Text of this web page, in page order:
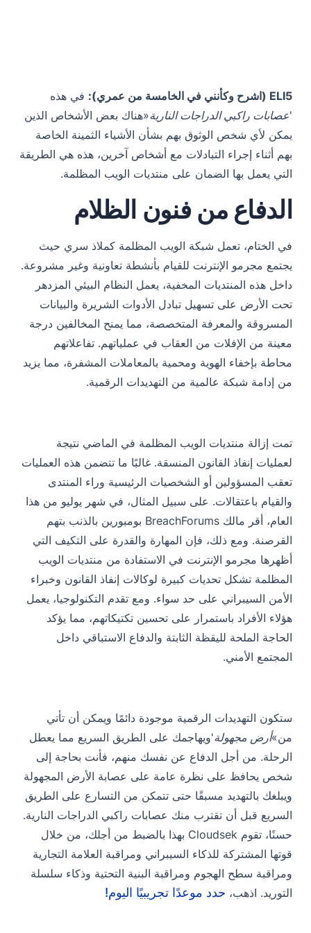
ELI5 (اشرح وكأنني في الخامسة من عمري):
في هذه
'عصابات راكبي الدراجات النارية«هناك بعض الأشخاص الذين
يمكن لأي شخص الوثوق بهم بشأن الأشياء الثمينة الخاصة
بهم أثناء إجراء التبادلات مع أشخاص آخرين، هذه هي الطريقة
التي يعمل بها الضمان على منتديات الويب المظلمة.
الدفاع من فنون الظلام
في الختام، تعمل شبكة الويب المظلمة كملاذ سري حيث
يجتمع مجرمو الإنترنت للقيام بأنشطة تعاونية وغير مشروعة.
داخل هذه المنتديات المخفية، يعمل النظام البيئي المزدهر
تحت الأرض على تسهيل تبادل الأدوات الشريرة والبيانات
المسروقة والمعرفة المتخصصة، مما يمنح المخالفين درجة
معينة من الإفلات من العقاب في عملياتهم. تفاعلاتهم
محاطة بإخفاء الهوية ومحمية بالمعاملات المشفرة، مما يزيد
من إدامة شبكة عالمية من التهديدات الرقمية.
تمت إزالة منتديات الويب المظلمة في الماضي نتيجة
لعمليات إنفاذ القانون المنسقة. غالبًا ما تتضمن هذه العمليات
تعقب المسؤولين أو الشخصيات الرئيسية وراء المنتدى
والقيام باعتقالات. على سبيل المثال، في شهر يوليو من هذا
العام، أقر مالك BreachForums بومبورين بالذنب بتهم
القرصنة. ومع ذلك، فإن المهارة والقدرة على التكيف التي
أظهرها مجرمو الإنترنت في الاستفادة من منتديات الويب
المظلمة تشكل تحديات كبيرة لوكالات إنفاذ القانون وخبراء
الأمن السيبراني على حد سواء. ومع تقدم التكنولوجيا، يعمل
هؤلاء الأفراد باستمرار على تحسين تكتيكاتهم، مما يؤكد
الحاجة الملحة لليقظة الثابتة والدفاع الاستباقي داخل
المجتمع الأمني.
ستكون التهديدات الرقمية موجودة دائمًا ويمكن أن تأتي
من»أرض مجهولة'ويهاجمك على الطريق السريع مما يعطل
الرحلة. من أجل الدفاع عن نفسك منهم، فأنت بحاجة إلى
شخص يحافظ على نظرة عامة على عصابة الأرض المجهولة
ويبلغك بالتهديد مسبقًا حتى تتمكن من التسارع على الطريق
السريع قبل أن تقترب منك عصابات راكبي الدراجات النارية.
حسنًا، تقوم Cloudsek بهذا بالضبط من أجلك، من خلال
قوتها المشتركة للذكاء السيبراني ومراقبة العلامة التجارية
ومراقبة سطح الهجوم ومراقبة البنية التحتية وذكاء سلسلة
التوريد. اذهب، حدد موعدًا تجريبيًا اليوم!